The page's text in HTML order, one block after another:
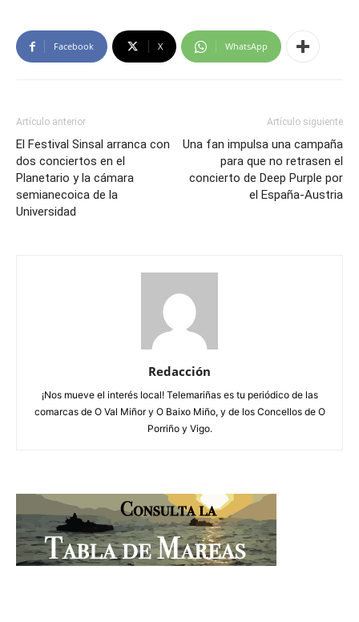
Facebook X WhatsApp
Artículo anterior
El Festival Sinsal arranca con
dos conciertos en el
Planetario y la cámara
semianecoica de la
Universidad
Artículo siguiente
Una fan impulsa una campaña
para que no retrasen el
concierto de Deep Purple por
el España-Austria
Redacción
¡Nos mueve el interés local! Telemariñas es tu periódico de las
comarcas de O Val Miñor y O Baixo Miño, y de los Concellos de O
Porriño y Vigo.